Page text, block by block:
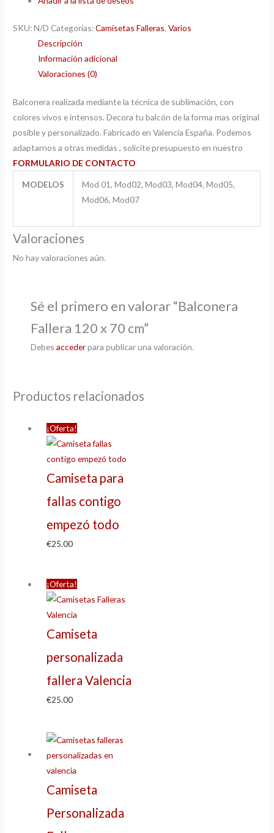
SKU:N/D Categorías:Camisetas Falleras,Varios
Descripción
Información adicional
Valoraciones (0)
Balconera realizada mediante la técnica de sublimación, con
colores vivos e intensos. Decora tu balcón de la forma mas original
posible y personalizado. Fabricado en Valencia España. Podemos
adaptarnos a otras medidas , solicite presupuesto en nuestro
FORMULARIO DE CONTACTO
MODELOS
Mod 01, Mod02, Mod03, Mod04, Mod05,
Mod06, Mod07
Valoraciones
No hay valoraciones aún.
Sé el primero en valorar “Balconera
Fallera 120 x 70 cm”
Debesaccederpara publicar una valoración.
Productos relacionados
¡Oferta!
Camiseta para
fallas contigo
empezó todo
€25.00
¡Oferta!
Camiseta
personalizada
fallera Valencia
€25.00
Camiseta
Personalizada